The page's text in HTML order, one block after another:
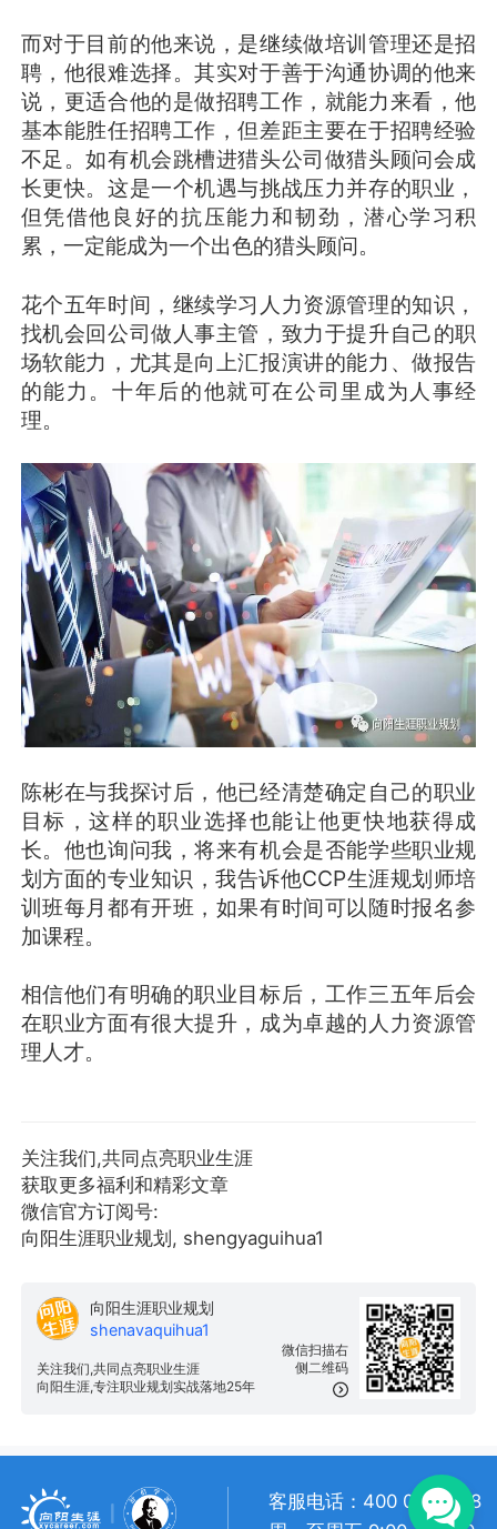
而对于目前的他来说，是继续做培训管理还是招
聘，他很难选择。其实对于善于沟通协调的他来
说，更适合他的是做招聘工作，就能力来看，他
基本能胜任招聘工作，但差距主要在于招聘经验
不足。如有机会跳槽进猎头公司做猎头顾问会成
长更快。这是一个机遇与挑战压力并存的职业，
但凭借他良好的抗压能力和韧劲，潜心学习积
累，一定能成为一个出色的猎头顾问。
花个五年时间，继续学习人力资源管理的知识，
找机会回公司做人事主管，致力于提升自己的职
场软能力，尤其是向上汇报演讲的能力、做报告
的能力。十年后的他就可在公司里成为人事经
理。
陈彬在与我探讨后，他已经清楚确定自己的职业
目标，这样的职业选择也能让他更快地获得成
长。他也询问我，将来有机会是否能学些职业规
划方面的专业知识，我告诉他CCP生涯规划师培
训班每月都有开班，如果有时间可以随时报名参
加课程。
相信他们有明确的职业目标后，工作三五年后会
在职业方面有很大提升，成为卓越的人力资源管
理人才。
关注我们,共同点亮职业生涯
获取更多福利和精彩文章
微信官方订阅号:
向阳生涯职业规划, shengyaguihua1
微信扫描右
侧二维码
向阳生涯职业规划
shenavaquihua1
关注我们,共同点亮职业生涯
向阳生涯,专注职业规划实战落地25年
客服电话：400 057 1108